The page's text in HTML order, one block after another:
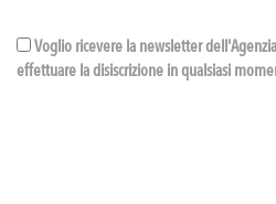
Voglio ricevere la newsletter
effettuare la disiscrizione in qualsiasi